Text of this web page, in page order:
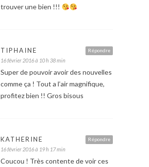
trouver une bien !!!
Répondre
TIPHAINE
16 février 2016 à 10 h 38 min
Super de pouvoir avoir des nouvelles
comme ça ! Tout a l’air magnifique,
profitez bien !! Gros bisous
Répondre
KATHERINE
16 février 2016 à 19 h 17 min
Coucou ! Très contente de voir ces